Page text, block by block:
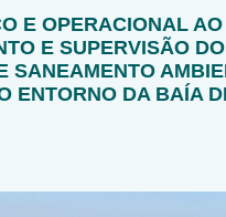
E OPERACIONAL AO
E SUPERVISÃO
SANEAMENTO
ENTORNO DA BAÍA